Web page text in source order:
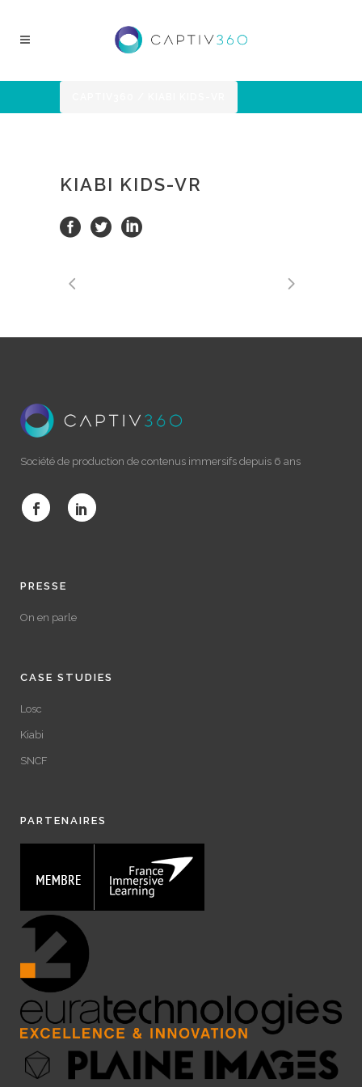
KIABI KIDS-VR
Société de production de contenus immersifs depuis 6 ans
PRESSE
On en parle
CASE STUDIES
Losc
Kiabi
SNCF
PARTENAIRES